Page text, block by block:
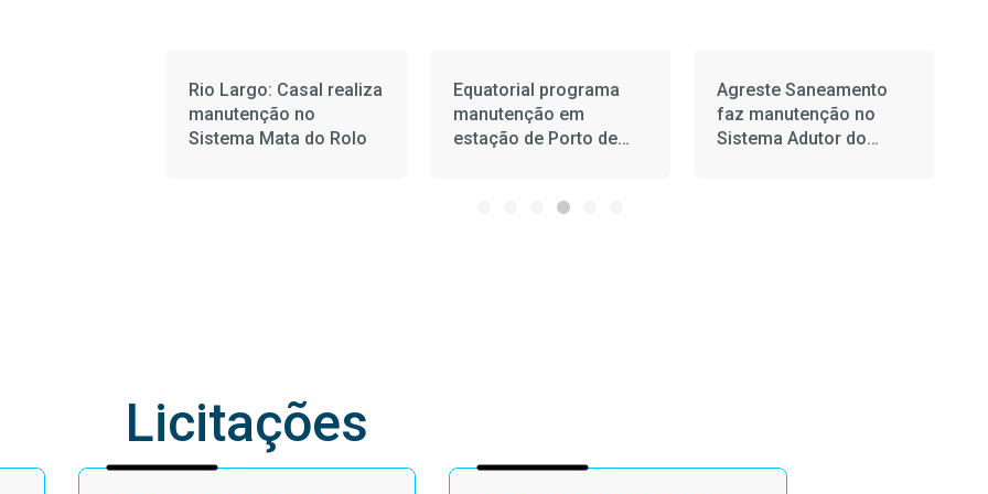
Rio Largo: Casal realiza
manutenção no
Sistema Mata do Rolo
Equatorial programa
manutenção em
estação de Porto de
Agreste Saneamento
faz manutenção no
Sistema Adutor do
Licitações